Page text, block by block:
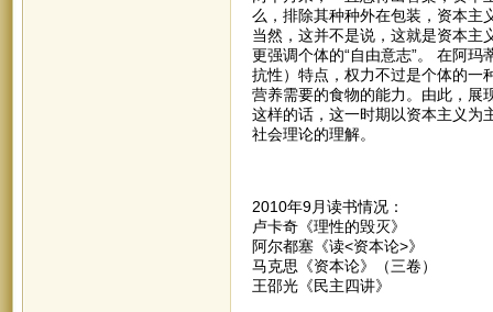
么，排除其种种外在包装，资本主
当然，这并不是说，这就是资本主
更强调个体的“自由意志”。 在阿
抗性）特点，权力不过是个体的一
营养需要的食物的能力。由此，展
这样的话，这一时期以资本主义为
社会理论的理解。
2010年9月读书情况：
卢卡奇《理性的毁灭》
阿尔都塞《读<资本论>》
马克思《资本论》（三卷）
王邵光《民主四讲》